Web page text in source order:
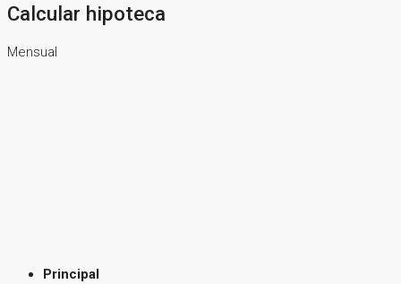
Calcular hipoteca
Mensual
Principal